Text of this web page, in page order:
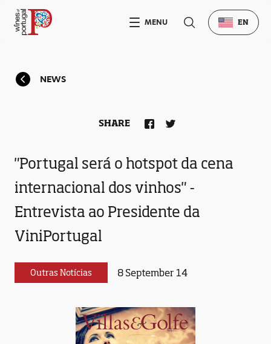
NEWS
"Portugal será o hotspot da cena
internacional dos vinhos" -
Entrevista ao Presidente da
ViniPortugal
Outras Notícias 8 September 14
SHARE
MENU EN